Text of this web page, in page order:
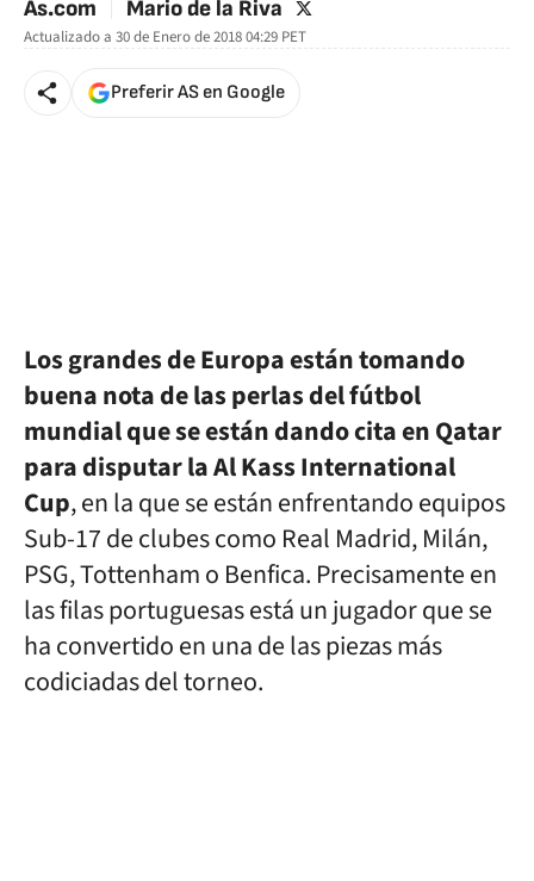
As.com Mario de la Riva twitter
Actualizado a 30 de Enero de 2018 04:29 PET
Preferir AS en Google
Los grandes de Europa están tomando
buena nota de las perlas del fútbol
mundial que se están dando cita en Qatar
para disputar la Al Kass International
Cup, en la que se están enfrentando equipos
Sub-17 de clubes como Real Madrid, Milán,
PSG, Tottenham o Benfica. Precisamente en
las filas portuguesas está un jugador que se
ha convertido en una de las piezas más
codiciadas del torneo.